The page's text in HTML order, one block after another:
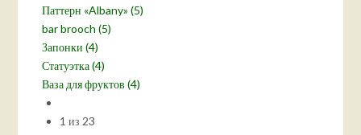
Паттерн «Albany» (5)
bar brooch (5)
Запонки (4)
Статуэтка (4)
Ваза для фруктов (4)
1 из 23